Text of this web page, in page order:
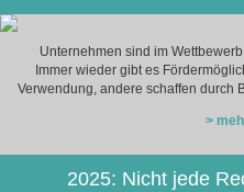
Unternehmen sind im
Immer wieder gibt es
Verwendung, andere schaffen durch
>
2025: Nicht jede